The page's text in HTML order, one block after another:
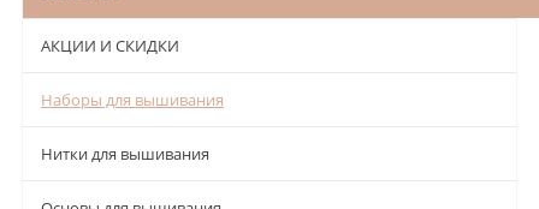
АКЦИИ И СКИДКИ
Наборы для вышивания
Нитки для вышивания